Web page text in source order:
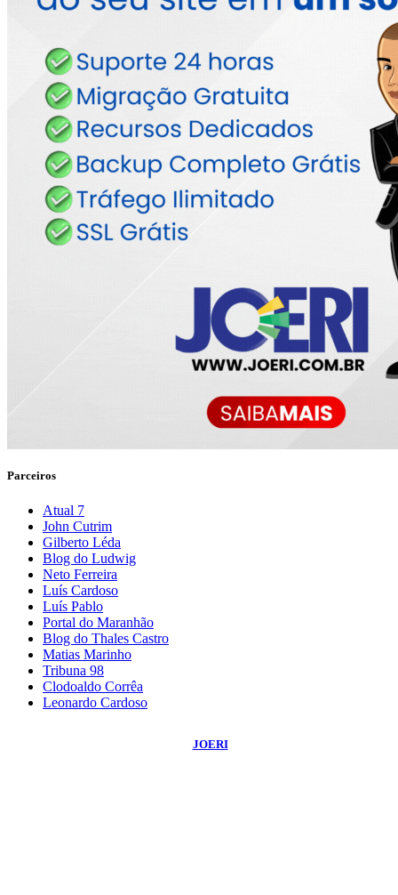
Parceiros
Atual 7
John Cutrim
Gilberto Léda
Blog do Ludwig
Neto Ferreira
Luís Cardoso
Luís Pablo
Portal do Maranhão
Blog do Thales Castro
Matias Marinho
Tribuna 98
Clodoaldo Corrêa
Leonardo Cardoso
JOERI